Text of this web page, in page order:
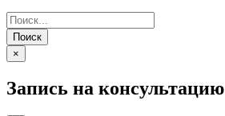
Поиск
×
Запись на консультацию